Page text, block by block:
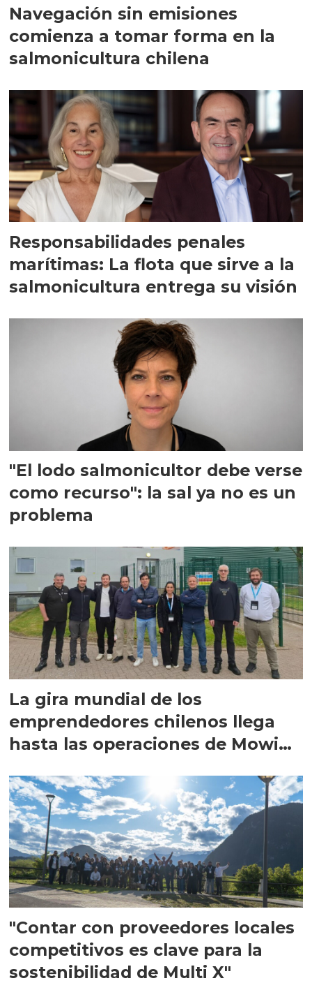
Navegación sin emisiones
comienza a tomar forma en la
salmonicultura chilena
Responsabilidades penales
marítimas: La flota que sirve a la
salmonicultura entrega su visión
"El lodo salmonicultor debe verse
como recurso": la sal ya no es un
problema
La gira mundial de los
emprendedores chilenos llega
hasta las operaciones de Mowi
"Contar con proveedores locales
competitivos es clave para la
sostenibilidad de Multi X"